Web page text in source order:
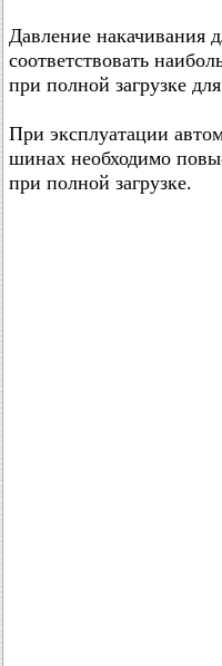
Давление накачивания
соответствовать
при полной загрузке
При эксплуатации
шинах необходимо
при полной загрузке.